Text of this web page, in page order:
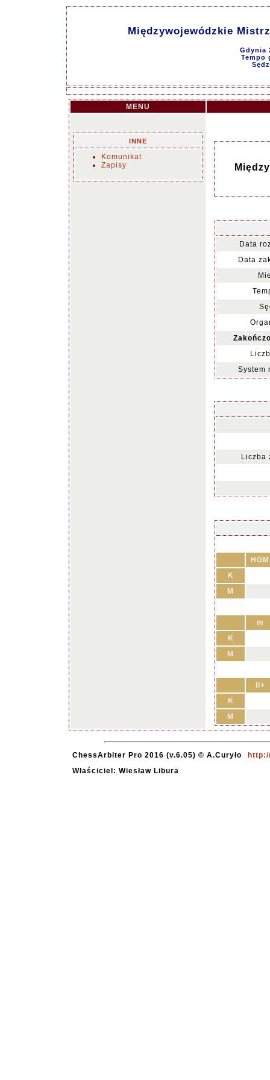
Międzywojewódzkie
Gdynia
Tempo
MENU
INNE
Komunikat
Zapisy
Data
Data
System
Liczba
HGM
K
M
m
K
M
II+
K
M
ChessArbiter Pro 2016 (v.6.05) © A.Curyło
Właściciel: Wiesław Libura